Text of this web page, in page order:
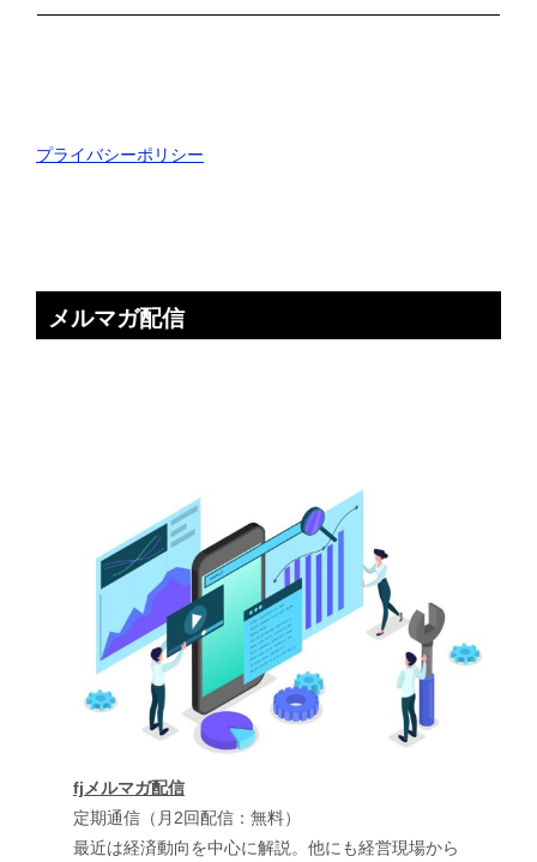
プライバシーポリシー
メルマガ配信
fjメルマガ配信
定期通信（月2回配信：無料）
最近は経済動向を中心に解説。他にも経営現場から